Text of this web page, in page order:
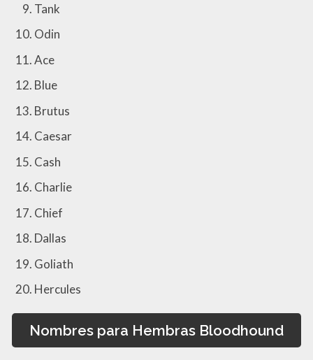
Tank
Odin
Ace
Blue
Brutus
Caesar
Cash
Charlie
Chief
Dallas
Goliath
Hercules
Nombres para Hembras Bloodhound